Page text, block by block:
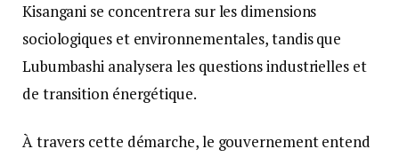
Kisangani se concentrera sur les dimensions
sociologiques et environnementales, tandis que
Lubumbashi analysera les questions industrielles et
de transition énergétique.
À travers cette démarche, le gouvernement entend